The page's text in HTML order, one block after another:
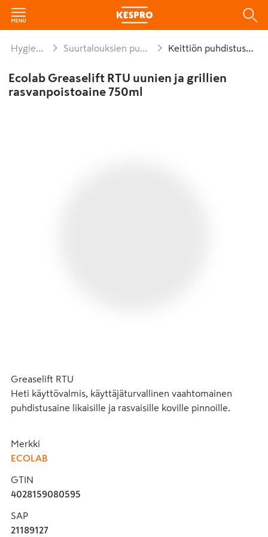
Hygienia ja siivous Suurtalouksien puhdistus- ja hoitoaineet Keittiön puhdistusaineet
Ecolab Greaselift RTU uunien ja grillien
rasvanpoistoaine 750ml
Greaselift RTU
Heti käyttövalmis, käyttäjäturvallinen vaahtomainen
puhdistusaine likaisille ja rasvaisille koville pinnoille.
Merkki
ECOLAB
GTIN
4028159080595
SAP
21189127